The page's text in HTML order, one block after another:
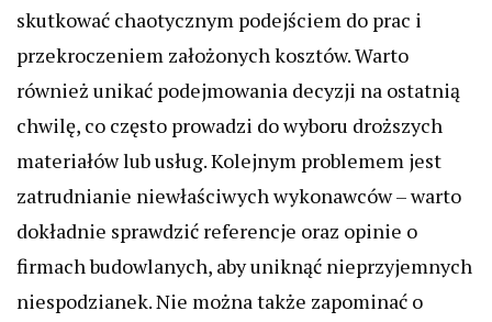
skutkować chaotycznym podejściem do prac i
przekroczeniem założonych kosztów. Warto
również unikać podejmowania decyzji na ostatnią
chwilę, co często prowadzi do wyboru droższych
materiałów lub usług. Kolejnym problemem jest
zatrudnianie niewłaściwych wykonawców – warto
dokładnie sprawdzić referencje oraz opinie o
firmach budowlanych, aby uniknąć nieprzyjemnych
niespodzianek. Nie można także zapominać o